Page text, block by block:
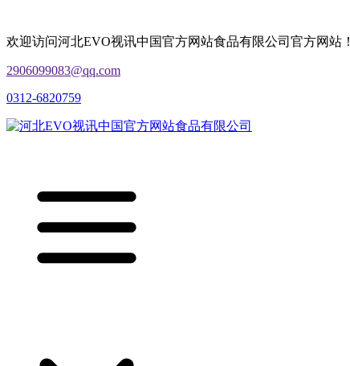
欢迎访问河北EVO视讯中国官方网站食品有限公司官方网站！
2906099083@qq.com
0312-6820759